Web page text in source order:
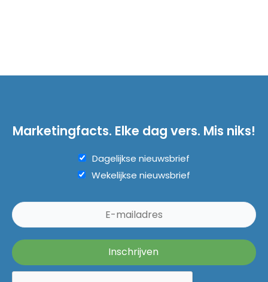
Marketingfacts. Elke dag vers. Mis niks!
Dagelijkse nieuwsbrief
Wekelijkse nieuwsbrief